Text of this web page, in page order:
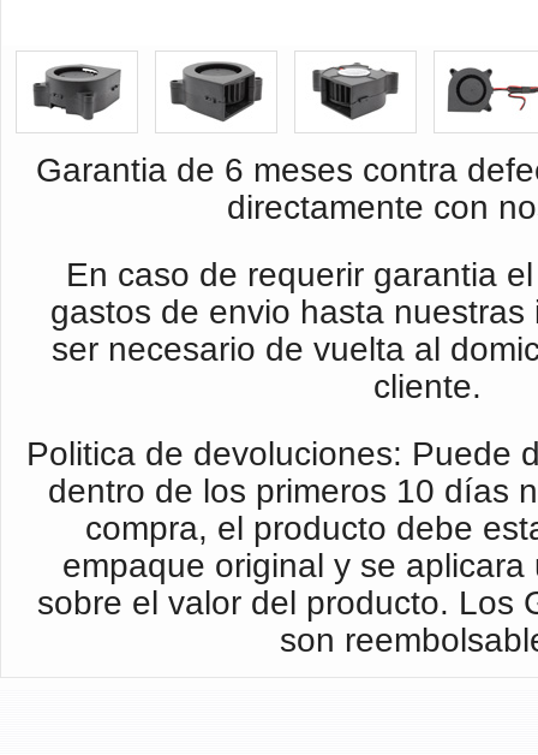
Garantia de 6 meses contra
directamente con
En caso de requerir garantia
gastos de envio hasta nuestras
ser necesario de vuelta al
cliente.
Politica de devoluciones: Puede
dentro de los primeros 10 días
compra, el producto debe
empaque original y se
sobre el valor del producto. Los
son